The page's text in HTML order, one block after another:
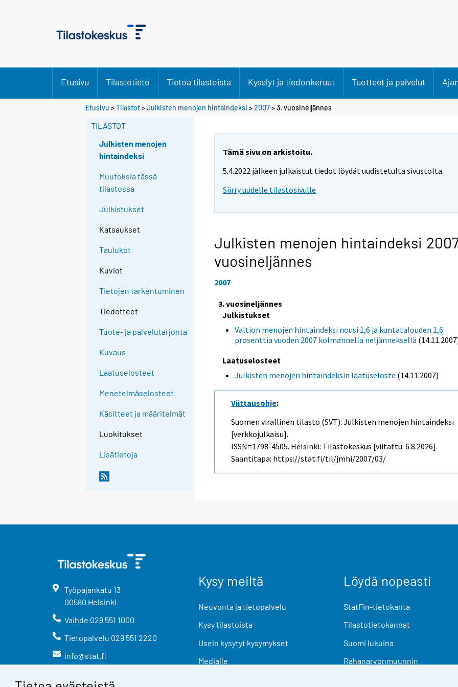
Etusivu Tilastotieto Tietoa tilastoista Kyselyt ja tiedonkeruut Tuotteet ja palvelut
Etusivu >Tilastot>Julkisten menojen hintaindeksi >2007>3. vuosineljännes
TILASTOT
Julkisten menojen
hintaindeksi
Muutoksia tässä
tilastossa
Julkistukset
Katsaukset
Taulukot
Kuviot
Tietojen tarkentuminen
Tiedotteet
Tuote- ja palvelutarjonta
Kuvaus
Laatuselosteet
Menetelmäselosteet
Käsitteet ja määritelmät
Luokitukset
Lisätietoja
Tämä sivu on arkistoitu.
5.4.2022 jälkeen julkaistut tiedot löydät uudistetulta sivustolta.
Siirry uudelle tilastosivulle
Julkisten menojen hintaindeksi
vuosineljännes
2007
3. vuosineljännes
Julkistukset
Valtion menojen hintaindeksi nousi 1,6 ja kuntatalouden 1,6
prosenttia vuoden 2007 kolmannella neljänneksellä
Laatuselosteet
Julkisten menojen hintaindeksin laatuseloste (14.11.2007)
Viittausohje:
Suomen virallinen tilasto (SVT): Julkisten menojen hintaindeksi
[verkkojulkaisu].
ISSN=1798-4505. Helsinki: Tilastokeskus [viitattu: 6.8.2026].
Saantitapa: https://stat.fi/til/jmhi/2007/03/
Työpajankatu 13
00580 Helsinki
Vaihde 029 551 1000
Tietopalvelu 029 551 2220
info@stat.fi
Kysy meiltä
Neuvonta ja tietopalvelu
Kysy tilastoista
Usein kysytyt kysymykset
Medialle
Löydä nopeasti
StatFin-tietokanta
Tilastotietokannat
Suomi lukuina
Rahanarvonmuunnin